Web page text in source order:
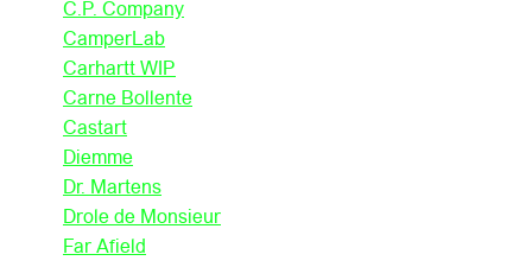
C.P. Company
CamperLab
Carhartt WIP
Carne Bollente
Castart
Diemme
Dr. Martens
Drole de Monsieur
Far Afield